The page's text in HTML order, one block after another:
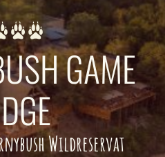
GAME
Wildreservat